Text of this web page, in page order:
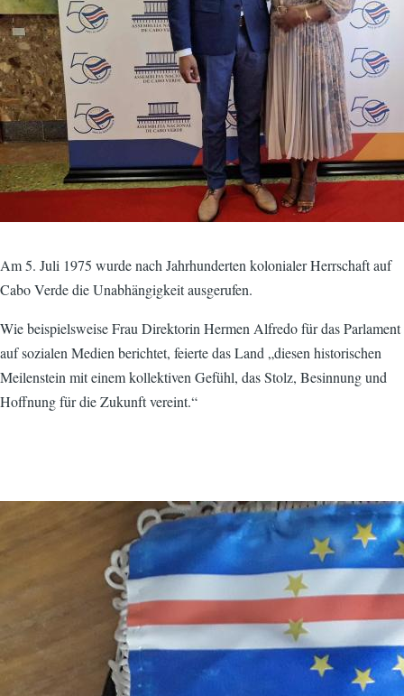
Am 5. Juli 1975 wurde nach Jahrhunderten kolonialer Herrschaft auf
Cabo Verde die Unabhängigkeit ausgerufen.
Wie beispielsweise Frau Direktorin Hermen Alfredo für das Parlament
auf sozialen Medien berichtet, feierte das Land „diesen historischen
Meilenstein mit einem kollektiven Gefühl, das Stolz, Besinnung und
Hoffnung für die Zukunft vereint.“